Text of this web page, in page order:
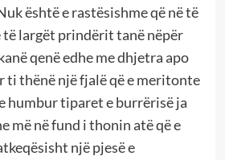
është e rastësishme që në të
të largët prindërit tanë nëpër
qenë edhe me dhjetra apo
ti thënë një fjalë që e meritonte
humbur tiparet e burrërisë ja
më në fund i thonin atë që e
një pjesë e